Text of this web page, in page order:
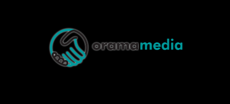
Top